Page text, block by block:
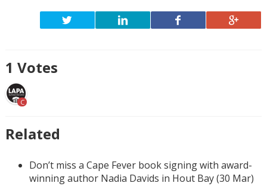
1 Votes
C
Related
Don’t miss a Cape Fever book signing with award-
winning author Nadia Davids in Hout Bay (30 Mar)